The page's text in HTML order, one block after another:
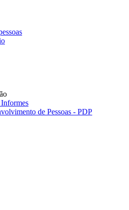
de Pessoas - PDP